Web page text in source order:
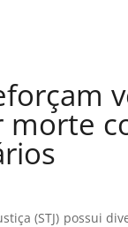
morte
(STJ) possui